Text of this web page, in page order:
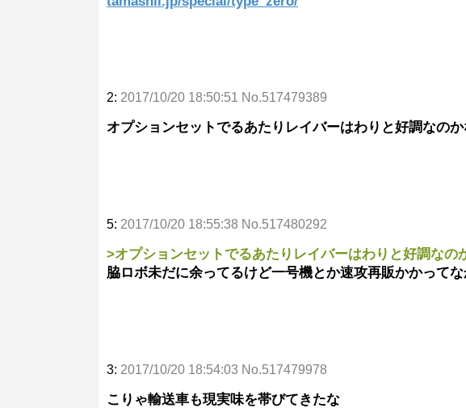
2: 2017/10/20 18:50:51 No.517479389
オプションセットでるあたりレイバーはわりと好調なの
5: 2017/10/20 18:55:38 No.517480292
>オプションセットでるあたりレイバーはわりと好調なの
脇ロボ未だに余ってるけど一号機とか速攻再販かかってな
3: 2017/10/20 18:54:03 No.517479978
こりゃ輸送車も現実味を帯びてきたな